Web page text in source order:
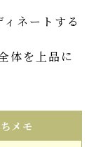
ネートする
体を上品に
メモ